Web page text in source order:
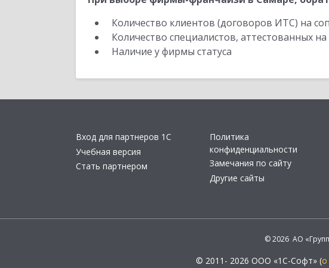
Количество клиентов (договоров ИТС) на
Количество специалистов, аттестованных
Наличие у фирмы статуса
Вход для партнеров 1С
Учебная версия
Стать партнером
Политика
конфиденциальности
Замечания по сайту
Другие сайты
© 2026 АО
© 2011- 2026 ООО «1С-Софт» (